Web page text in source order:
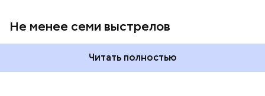
Не менее семи выстрелов
Читать полностью